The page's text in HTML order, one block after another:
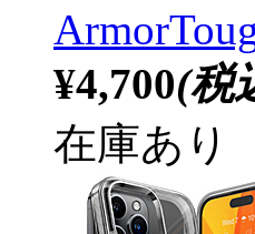
¥4,700(税
在庫あり